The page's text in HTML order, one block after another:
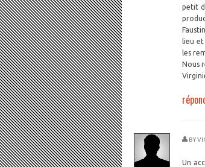
petit
lieu
les
Nous
BY
Un